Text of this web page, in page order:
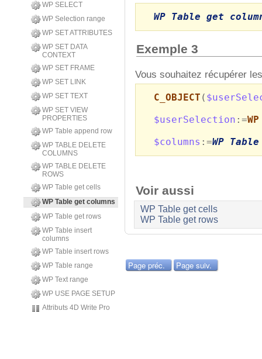
WP SELECT
WP Selection range
WP SET ATTRIBUTES
WP SET DATA
CONTEXT
WP SET FRAME
WP SET LINK
WP SET TEXT
WP SET VIEW
PROPERTIES
WP Table append row
WP TABLE DELETE
COLUMNS
WP TABLE DELETE
ROWS
WP Table get cells
WP Table get columns
WP Table get rows
WP Table insert
columns
WP Table insert rows
WP Table range
WP Text range
WP USE PAGE SETUP
Attributs 4D Write Pro
WP Table get
Exemple 3
Vous souhaitez récupérer
C_OBJECT (
$userSelection :=
$columns :=WP
Voir aussi
WP Table get cells
WP Table get rows
Page préc. Page suiv.